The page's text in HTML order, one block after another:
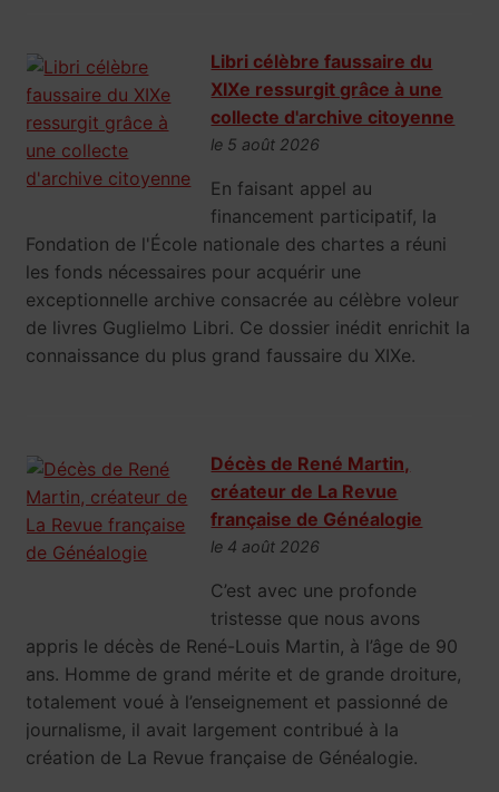
Libri célèbre faussaire du
XIXe ressurgit grâce à une
collecte d'archive citoyenne
le 5 août 2026
En faisant appel au
financement participatif, la
Fondation de l'École nationale des chartes a réuni
les fonds nécessaires pour acquérir une
exceptionnelle archive consacrée au célèbre voleur
de livres Guglielmo Libri. Ce dossier inédit enrichit la
connaissance du plus grand faussaire du XIXe.
Décès de René Martin,
créateur de La Revue
française de Généalogie
le 4 août 2026
C’est avec une profonde
tristesse que nous avons
appris le décès de René-Louis Martin, à l’âge de 90
ans. Homme de grand mérite et de grande droiture,
totalement voué à l’enseignement et passionné de
journalisme, il avait largement contribué à la
création de La Revue française de Généalogie.